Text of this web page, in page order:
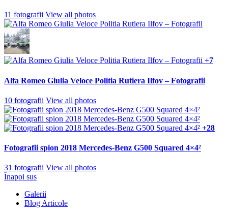
11 fotografii View all photos
+7
Alfa Romeo Giulia Veloce Politia Rutiera Ilfov – Fotografii
10 fotografii View all photos
+28
Fotografii spion 2018 Mercedes-Benz G500 Squared 4×4²
31 fotografii View all photos
Înapoi sus
Galerii
Blog Articole